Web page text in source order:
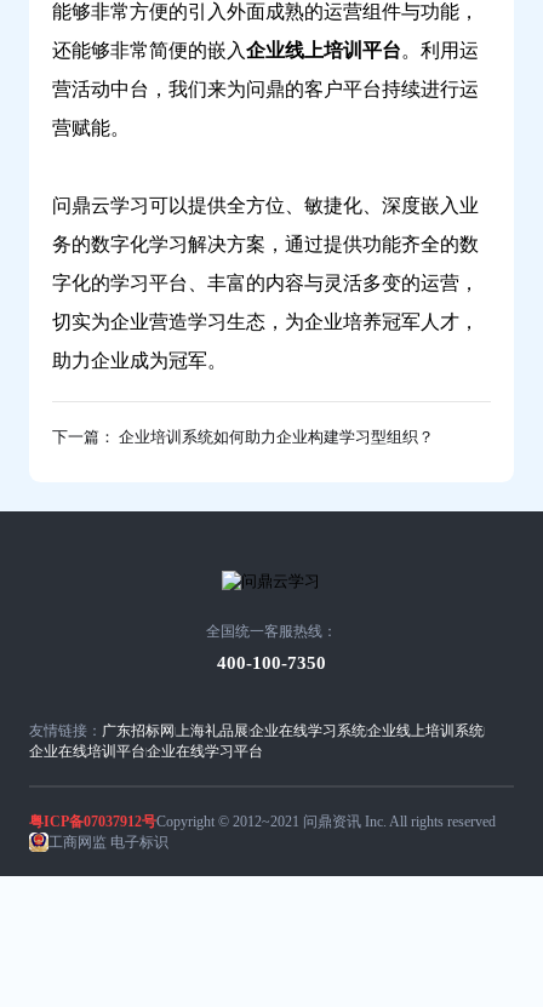
能够非常方便的引入外面成熟的运营组件与功能，
还能够非常简便的嵌入企业线上培训平台。利用运
营活动中台，我们来为问鼎的客户平台持续进行运
营赋能。
问鼎云学习可以提供全方位、敏捷化、深度嵌入业
务的数字化学习解决方案，通过提供功能齐全的数
字化的学习平台、丰富的内容与灵活多变的运营，
切实为企业营造学习生态，为企业培养冠军人才，
助力企业成为冠军。
下一篇： 企业培训系统如何助力企业构建学习型组织？
友情链接： 广东招标网 上海礼品展企业在线学习系统企业线上培训系统
企业在线培训平台企业在线学习平台
全国统一客服热线：
400-100-7350
粤ICP备07037912号Copyright © 2012~2021 问鼎资讯 Inc. All rights reserved
工商网监 电子标识